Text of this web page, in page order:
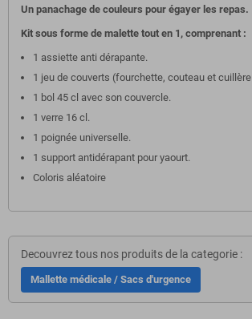
Un panachage de couleurs pour égayer les repas.
Kit sous forme de malette tout en 1, comprenant :
1 assiette anti dérapante.
1 jeu de couverts (fourchette, couteau et cuillère
1 bol 45 cl avec son couvercle.
1 verre 16 cl.
1 poignée universelle.
1 support antidérapant pour yaourt.
Coloris aléatoire
Decouvrez tous nos produits de la categorie :
Mallette médicale / Sacs d'urgence